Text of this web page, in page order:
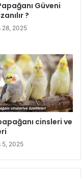
Güveni
?
28, 2025
cinsleri ve
5, 2025